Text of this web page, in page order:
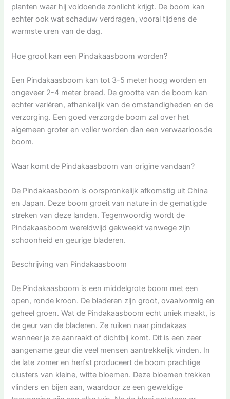
planten waar hij voldoende zonlicht krijgt. De boom kan
echter ook wat schaduw verdragen, vooral tijdens de
warmste uren van de dag.
Hoe groot kan een Pindakaasboom worden?
Een Pindakaasboom kan tot 3-5 meter hoog worden en
ongeveer 2-4 meter breed. De grootte van de boom kan
echter variëren, afhankelijk van de omstandigheden en de
verzorging. Een goed verzorgde boom zal over het
algemeen groter en voller worden dan een verwaarloosde
boom.
Waar komt de Pindakaasboom van origine vandaan?
De Pindakaasboom is oorspronkelijk afkomstig uit China
en Japan. Deze boom groeit van nature in de gematigde
streken van deze landen. Tegenwoordig wordt de
Pindakaasboom wereldwijd gekweekt vanwege zijn
schoonheid en geurige bladeren.
Beschrijving van Pindakaasboom
De Pindakaasboom is een middelgrote boom met een
open, ronde kroon. De bladeren zijn groot, ovaalvormig en
geheel groen. Wat de Pindakaasboom echt uniek maakt, is
de geur van de bladeren. Ze ruiken naar pindakaas
wanneer je ze aanraakt of dichtbij komt. Dit is een zeer
aangename geur die veel mensen aantrekkelijk vinden. In
de late zomer en herfst produceert de boom prachtige
clusters van kleine, witte bloemen. Deze bloemen trekken
vlinders en bijen aan, waardoor ze een geweldige